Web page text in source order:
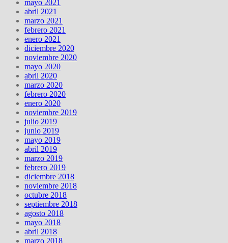
mayo 2021
abril 2021
marzo 2021
febrero 2021
enero 2021
diciembre 2020
noviembre 2020
mayo 2020
abril 2020
marzo 2020
febrero 2020
enero 2020
noviembre 2019
julio 2019
junio 2019
mayo 2019
abril 2019
marzo 2019
febrero 2019
diciembre 2018
noviembre 2018
octubre 2018
septiembre 2018
agosto 2018
mayo 2018
abril 2018
marzo 2018